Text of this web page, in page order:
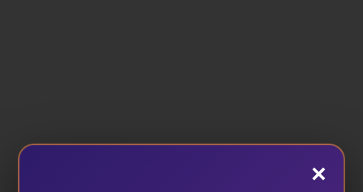
×